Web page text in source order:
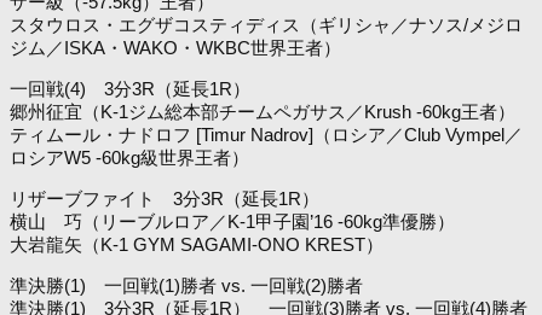
スタウロス・エグザコスティディス（ギリシャ／ナソス/メジロ
ジム／ISKA・WAKO・WKBC世界王者）
一回戦(4) 3分3R（延長1R）
郷州征宜（K-1ジム総本部チームペガサス／Krush -60kg王者）
ティムール・ナドロフ [Timur Nadrov]（ロシア／Club Vympel／
ロシアW5 -60kg級世界王者）
リザーブファイト 3分3R（延長1R）
横山 巧（リーブルロア／K-1甲子園’16 -60kg準優勝）
大岩龍矢（K-1 GYM SAGAMI-ONO KREST）
準決勝(1) 一回戦(1)勝者 vs. 一回戦(2)勝者
準決勝(1) 3分3R（延長1R） 一回戦(3)勝者 vs. 一回戦(4)勝者